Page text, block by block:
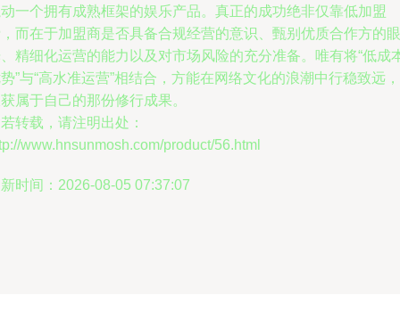
一个拥有成熟框架的娱乐产品。真正的成功绝非仅靠低加盟
而在于加盟商是否具备合规经营的意识、甄别优质合作方的眼
精细化运营的能力以及对市场风险的充分准备。唯有将“低成
”与“高水准运营”相结合，方能在网络文化的浪潮中行稳致远，
属于自己的那份修行成果。
转载，请注明出处：
www.hnsunmosh.com/product/56.html
时间：2026-08-05 07:37:07